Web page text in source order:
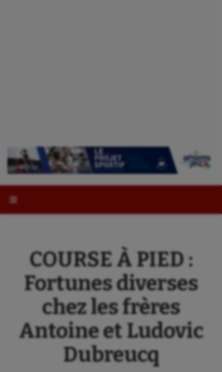
COURSE À PIED :
Fortunes diverses
chez les frères
Antoine et Ludovic
Dubreucq